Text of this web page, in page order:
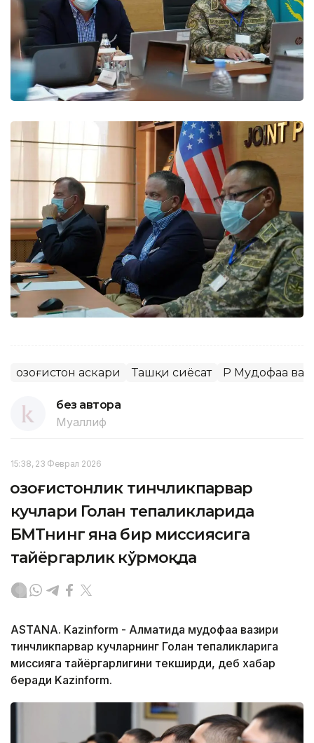
Қозоғистон аскари Ташқи сиёсат ҚР Мудофаа
без автора
Муаллиф
15:38, 23 Феврал 2026
Қозоғистонлик тинчликпарвар
кучлари Голан тепаликларида
БМТнинг яна бир миссиясига
тайёргарлик кўрмоқда
ASTANA. Kazinform - Алматида мудофаа вазири
тинчликпарвар кучларнинг Голан тепаликларига
миссияга тайёргарлигини текширди, деб хабар
беради Kazinform.